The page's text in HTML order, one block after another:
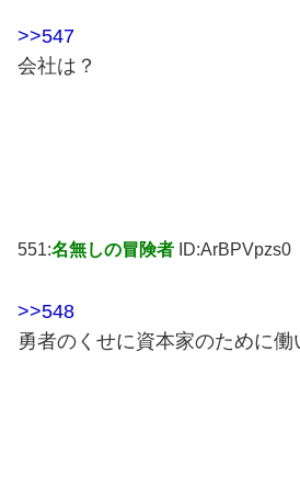
>>547
会社は？
551:名無しの冒険者 ID:ArBPVpzs0
>>548
勇者のくせに資本家のために働